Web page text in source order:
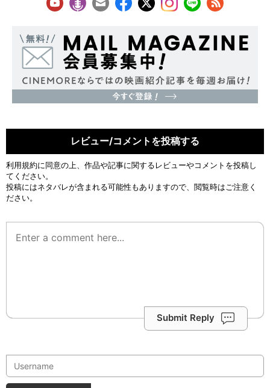
レビュー/コメントを投稿する
利用規約に同意の上、作品や記事に関するレビューやコメントを投稿し
てください。
投稿にはネタバレが含まれる可能性もありますので、閲覧時はご注意く
ださい。
Submit Reply